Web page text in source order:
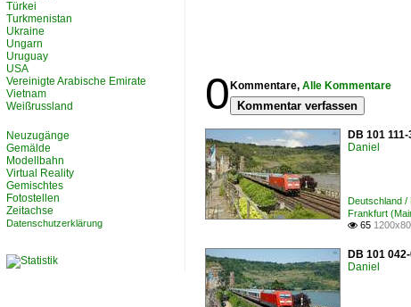
0 Kommentare, Alle Kommentare
Kommentar verfassen
DB 101
Daniel
Deutschland
Frankfurt
 65
DB 101
Daniel
Türkei
Turkmenistan
Ukraine
Ungarn
Uruguay
USA
Vereinigte Arabische Emirate
Vietnam
Weißrussland
Neuzugänge
Gemälde
Modellbahn
Virtual Reality
Gemischtes
Fotostellen
Zeitachse
Datenschutzerklärung